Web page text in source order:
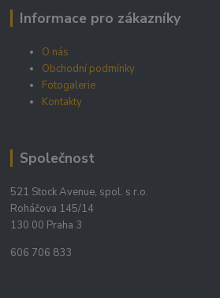
Informace pro zákazníky
O nás
Obchodní podmínky
Fotogalerie
Kontakty
Společnost
521 Stock Avenue, spol. s r.o.
Roháčova 145/14
130 00 Praha 3
606 706 833